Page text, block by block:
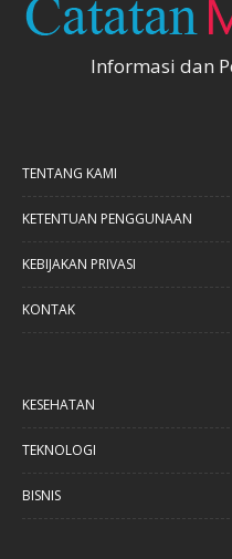
Informasi dan
TENTANG KAMI
KETENTUAN PENGGUNAAN
KEBIJAKAN PRIVASI
KONTAK
KESEHATAN
TEKNOLOGI
BISNIS